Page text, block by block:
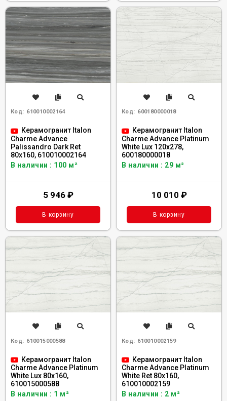
Код: 610010002164
Керамогранит Italon
Charme Advance
Palissandro Dark Ret
80x160, 610010002164
В наличии : 100 м²
5 946 ₽
В корзину
Код: 600180000018
Керамогранит Italon
Charme Advance Platinum
White Lux 120x278,
600180000018
В наличии : 29 м²
10 010 ₽
В корзину
Код: 610015000588
Керамогранит Italon
Charme Advance Platinum
White Lux 80x160,
610015000588
В наличии : 1 м²
Код: 610010002159
Керамогранит Italon
Charme Advance Platinum
White Ret 80x160,
610010002159
В наличии : 2 м²